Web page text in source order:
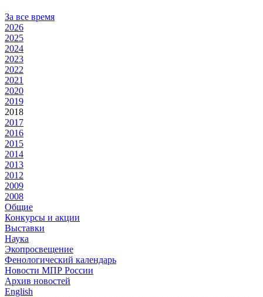
За все время
2026
2025
2024
2023
2022
2021
2020
2019
2018
2017
2016
2015
2014
2013
2012
2009
2008
Общие
Конкурсы и акции
Выставки
Наука
Экопросвещение
Фенологический календарь
Новости МПР России
Архив новостей
English